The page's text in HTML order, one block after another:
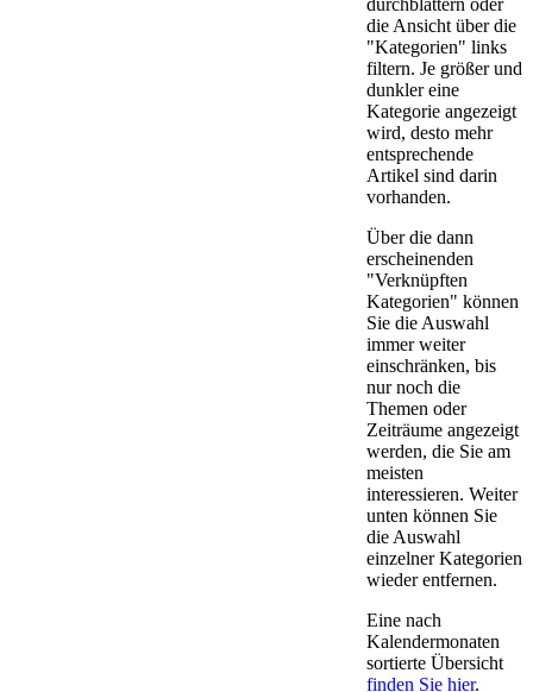
die Ansicht über die
"Kategorien" links
filtern. Je größer und
dunkler eine
Kategorie angezeigt
wird, desto mehr
entsprechende
Artikel sind darin
vorhanden.
Über die dann
erscheinenden
"Verknüpften
Kategorien" können
Sie die Auswahl
immer weiter
einschränken, bis
nur noch die
Themen oder
Zeiträume angezeigt
werden, die Sie am
meisten
interessieren. Weiter
unten können Sie
die Auswahl
einzelner Kategorien
wieder entfernen.
Eine nach
Kalendermonaten
sortierte Übersicht
finden Sie hier.